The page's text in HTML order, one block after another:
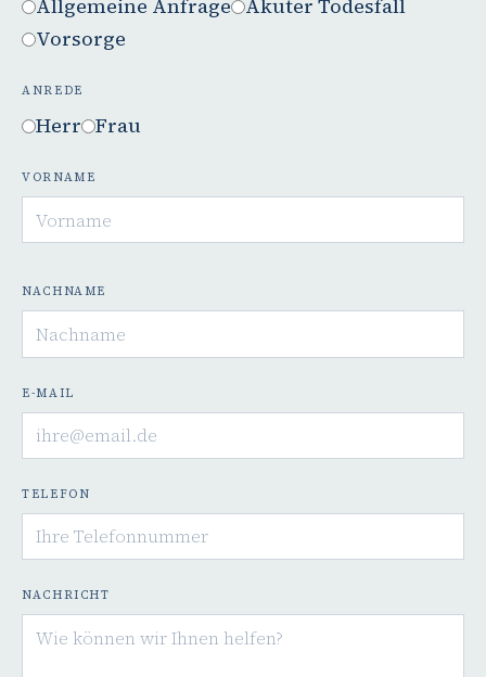
Allgemeine Anfrage Akuter Todesfall
Vorsorge
ANREDE
Herr Frau
VORNAME
NACHNAME
E-MAIL
TELEFON
NACHRICHT